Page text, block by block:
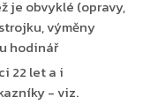
je obvyklé (opravy,
výměny
hodinář
22 let a i
- viz.